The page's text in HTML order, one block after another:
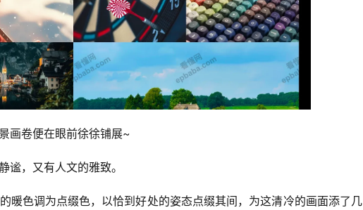
画卷便在眼前徐徐铺展~
谧，又有人文的雅致。
暖色调为点缀色，以恰到好处的姿态点缀其间，为这清冷的画面添了几